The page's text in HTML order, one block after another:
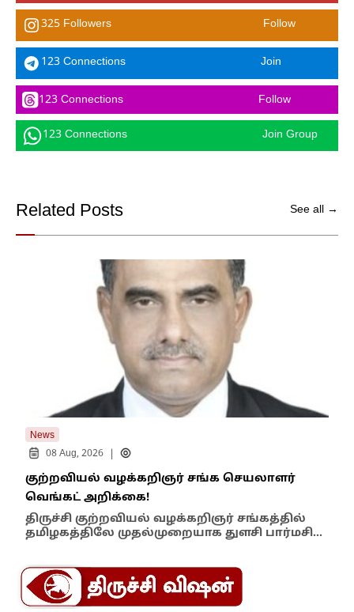
325 Followers Follow
123 Connections Join
123 Connections Follow
123 Connections Join Group
Related Posts See all →
News
08 Aug, 2026
குற்றவியல் வழக்கறிஞர் சங்க செயலாளர்
வெங்கட் அறிக்கை!
திருச்சி குற்றவியல் வழக்கறிஞர் சங்கத்தில்
தமிழகத்திலே முதல்முறையாக துளசி பார்மசி…